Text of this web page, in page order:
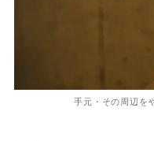
手元・その周辺を